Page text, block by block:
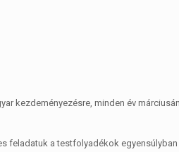
kezdeményezésre, minden év
feladatuk a testfolyadékok egyensúlyban